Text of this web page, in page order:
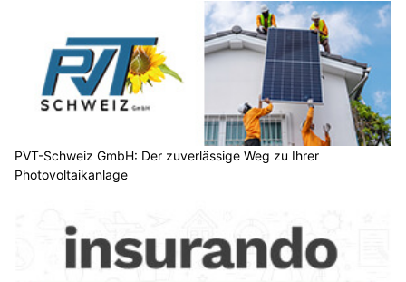
PVT-Schweiz GmbH: Der zuverlässige Weg zu Ihrer
Photovoltaikanlage